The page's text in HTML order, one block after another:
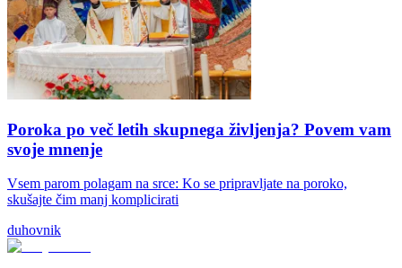
Poroka po več letih skupnega življenja? Povem vam
svoje mnenje
Vsem parom polagam na srce: Ko se pripravljate na poroko,
skušajte čim manj komplicirati
duhovnik